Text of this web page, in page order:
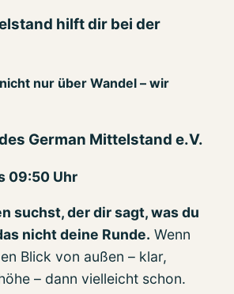
hilft dir bei der
nur über Wandel – wir
German Mittelstand e.V.
09:50 Uhr
suchst, der dir sagt, was du
nicht deine Runde. Wenn
Blick von außen – klar,
– dann vielleicht schon.